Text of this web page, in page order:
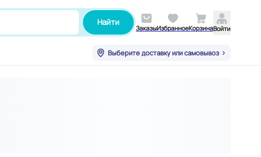
Найти
ЗаказыИзбранноеКорзинаВойти
Выберите доставку или самовывоз